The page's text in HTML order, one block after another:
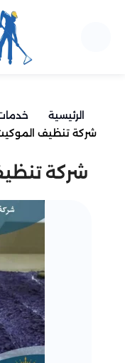
الرئيسية
شركة تنظيف
شركة